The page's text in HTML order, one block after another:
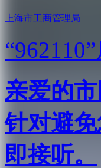
上海市工商管理局
“962110”
亲爱的
针对避
即接听。